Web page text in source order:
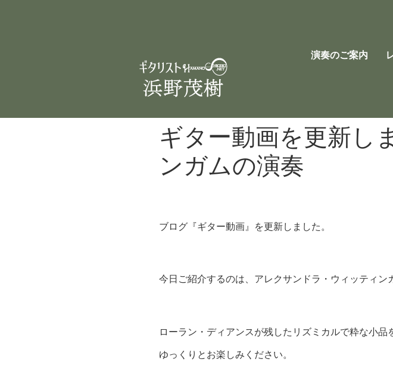
演奏のご案内
ギター動画を更新し
ンガムの演奏
ブログ『ギター動画』を更新しました。
今日ご紹介するのは、アレクサンドラ・ウィッティン
ローラン・ディアンスが残したリズミカルで粋な小品
ゆっくりとお楽しみください。